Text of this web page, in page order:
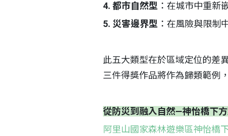
4. 都市自然型：在城市中重新
5. 災害邊界型：在風險與限制
此五大類型在於區域定位的差
三件得獎作品將作為歸類範例
從防災到融入自然—神怡橋下
阿里山國家森林遊樂區神怡橋